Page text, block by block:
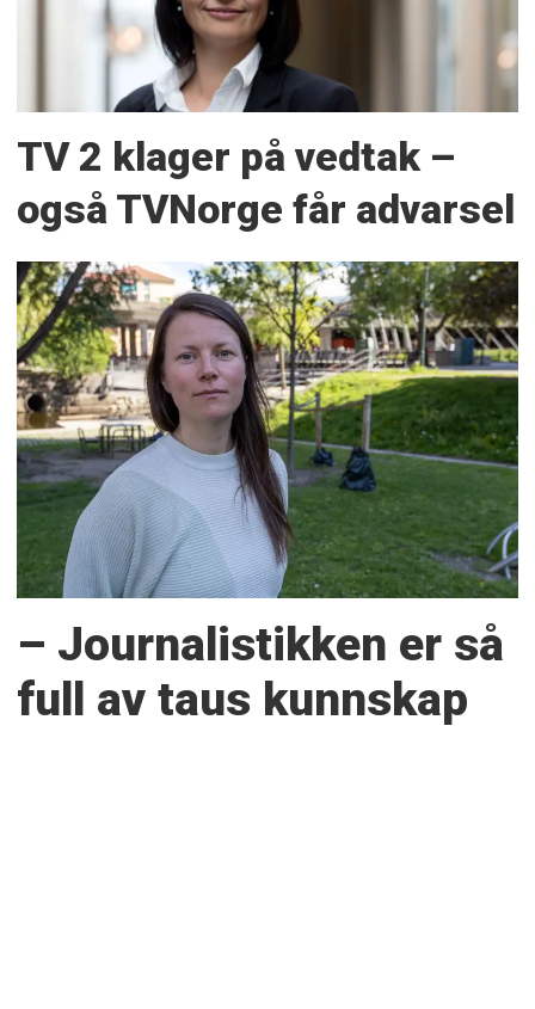
TV 2 klager på vedtak –
også TVNorge får advarsel
– Journalistikken er så
full av taus kunnskap